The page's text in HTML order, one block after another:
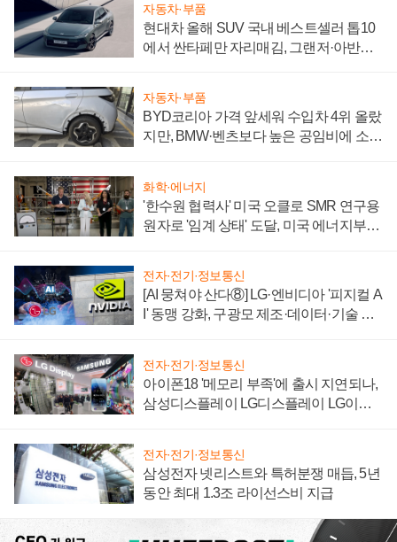
자동차·부품
현대차 올해 SUV 국내 베스트셀러 톱10
에서 싼타페만 자리매김, 그랜저·아반떼
자동차·부품
BYD코리아 가격 앞세워 수입차 4위 올랐
지만, BMW·벤츠보다 높은 공임비에 소비
화학·에너지
'한수원 협력사' 미국 오클로 SMR 연구용
원자로 '임계 상태' 도달, 미국 에너지부
전자·전기·정보통신
[AI 뭉쳐야 산다⑧] LG·엔비디아 '피지컬 A
I' 동맹 강화, 구광모 제조·데이터·기술 결
전자·전기·정보통신
아이폰18 '메모리 부족'에 출시 지연되나,
삼성디스플레이 LG디스플레이 LG이노
전자·전기·정보통신
삼성전자 넷리스트와 특허분쟁 매듭, 5년
동안 최대 1.3조 라이선스비 지급